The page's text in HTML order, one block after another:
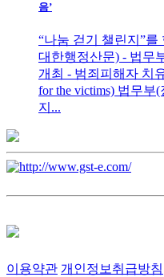
음’
“나눔 걷기 챌린지”
대한행정산문) - 법무
개최 - 범죄피해자 치
for the victims) 법무
지...
이용약관 개인정보취급방침